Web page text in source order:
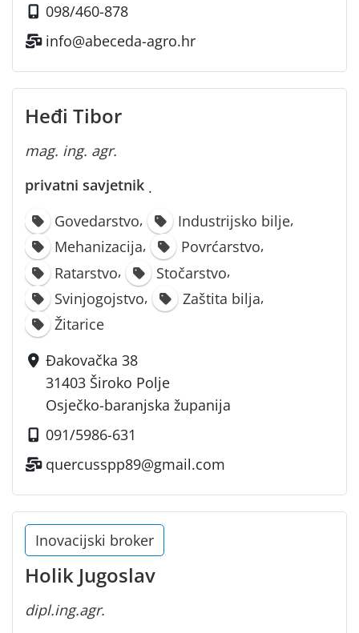
098/460-878
info@abeceda-agro.hr
Heđi Tibor
mag. ing. agr.
privatni savjetnik ·
Govedarstvo, Industrijsko bilje,
Mehanizacija, Povrćarstvo,
Ratarstvo, Stočarstvo,
Svinjogojstvo, Zaštita bilja,
Žitarice
Đakovačka 38
31403 Široko Polje
Osječko-baranjska županija
091/5986-631
quercusspp89@gmail.com
Inovacijski broker
Holik Jugoslav
dipl.ing.agr.